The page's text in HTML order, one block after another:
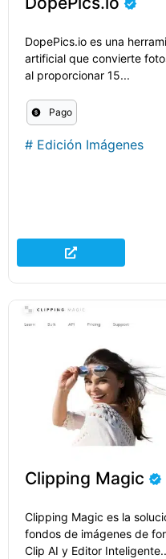
DopePics.io es una
artificial que convierte
al proporcionar 15...
Pago
# Edición Imágenes
Clipping Magic
Clipping Magic es la
fondos de imágenes de
Clip AI y Editor